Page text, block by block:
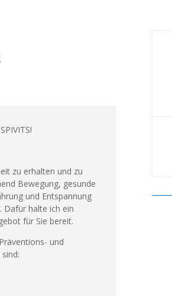
zu erhalten und zu
Bewegung, gesunde
und Entspannung
Dafür halte ich ein
für Sie bereit.
und